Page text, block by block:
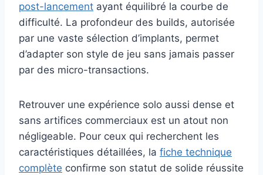
post-lancement ayant équilibré la courbe de
difficulté. La profondeur des builds, autorisée
par une vaste sélection d’implants, permet
d’adapter son style de jeu sans jamais passer
par des micro-transactions.
Retrouver une expérience solo aussi dense et
sans artifices commerciaux est un atout non
négligeable. Pour ceux qui recherchent les
caractéristiques détaillées, la fiche technique
complète confirme son statut de solide réussite